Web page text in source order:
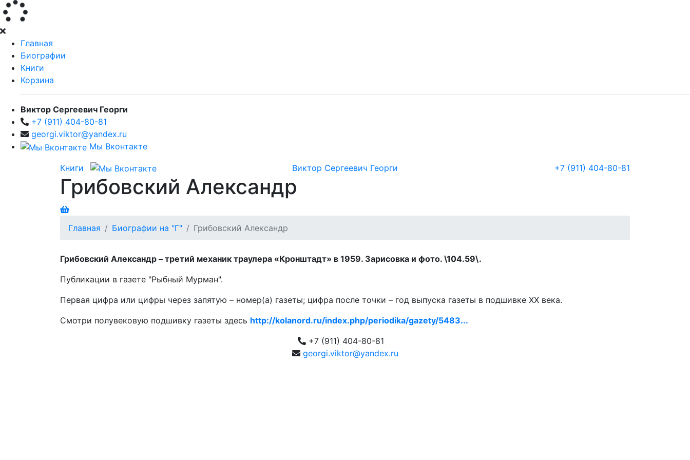
Главная
Биографии
Книги
Корзина
Виктор Сергеевич Георги
+7 (911) 404-80-81
georgi.viktor@yandex.ru
Мы Вконтакте
Книги Виктор Сергеевич Георги +7 (911) 404-80-81
Грибовский Александр
Главная Биографии на "Г" Грибовский Александр
Грибовский Александр – третий механик траулера «Кронштадт» в 1959. Зарисовка и фото. \104.59\.
Публикации в газете "Рыбный Мурман".
Первая цифра или цифры через запятую – номер(а) газеты; цифра после точки – год выпуска газеты в подшивке ХХ века.
Смотри полувековую подшивку газеты здесь http://kolanord.ru/index.php/periodika/gazety/5483...
+7 (911) 404-80-81
georgi.viktor@yandex.ru